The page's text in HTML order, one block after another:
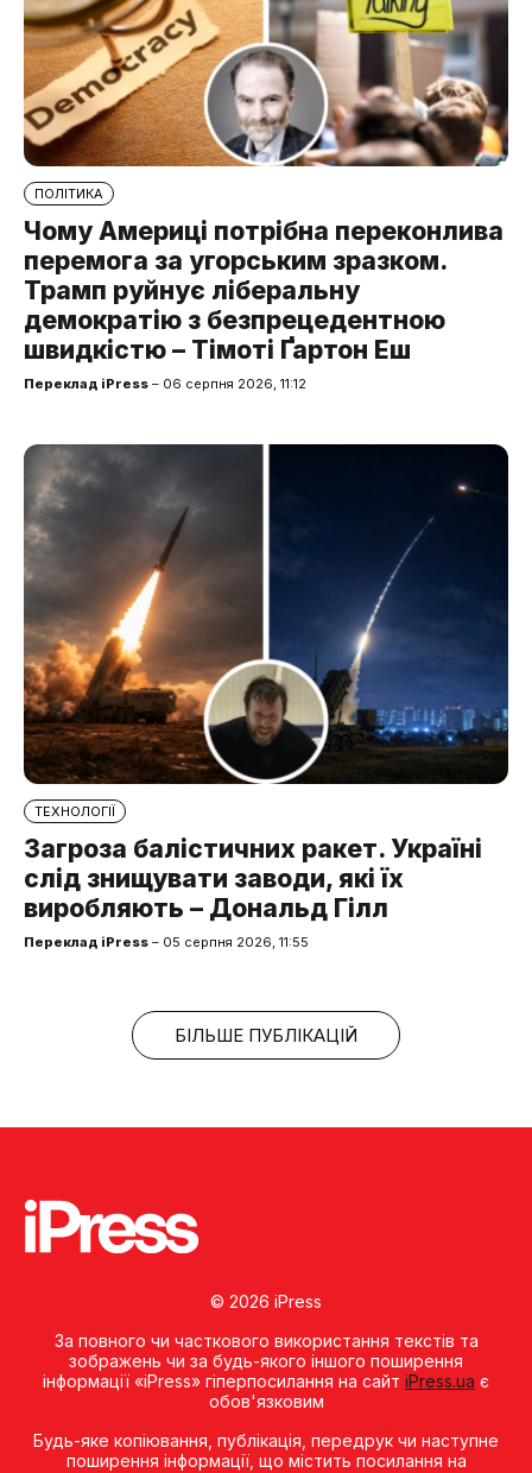
ПОЛІТИКА
Чому Америці потрібна переконлива
перемога за угорським зразком.
Трамп руйнує ліберальну
демократію з безпрецедентною
швидкістю – Тімоті Ґартон Еш
Переклад iPress – 06 серпня 2026, 11:12
ТЕХНОЛОГІЇ
Загроза балістичних ракет. Україні
слід знищувати заводи, які їх
виробляють – Дональд Гілл
Переклад iPress – 05 серпня 2026, 11:55
БІЛЬШЕ ПУБЛІКАЦІЙ
© 2026 iPress
За повного чи часткового використання текстів та
зображень чи за будь-якого іншого поширення
інформації «iPress» гіперпосилання на сайт iPress.ua є
обов'язковим
Будь-яке копiювання, публiкацiя, передрук чи наступне
поширення iнформацiї, що мiстить посилання на